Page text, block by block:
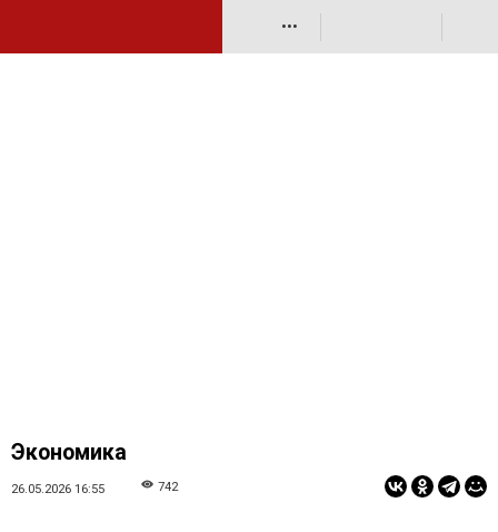
•••
Экономика
26.05.2026 16:55 742